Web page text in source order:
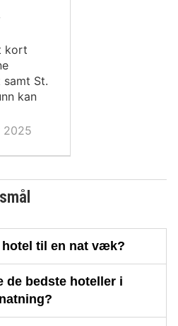
kort
St.
kan
2025
til en nat væk?
de bedste hoteller i